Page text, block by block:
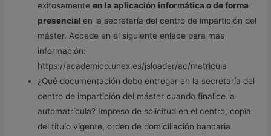
exitosamenteen la aplicación informática o de forma
presencialen la secretaría del centro de impartición del
máster. Accede en el siguiente enlace para más
información:
https://academico.unex.es/jsloader/ac/matricula
¿Qué documentación debo entregar en la secretaría del
centro de impartición del máster cuando finalice la
automatrícula? Impreso de solicitud en el centro, copia
del título vigente, orden de domiciliación bancaria